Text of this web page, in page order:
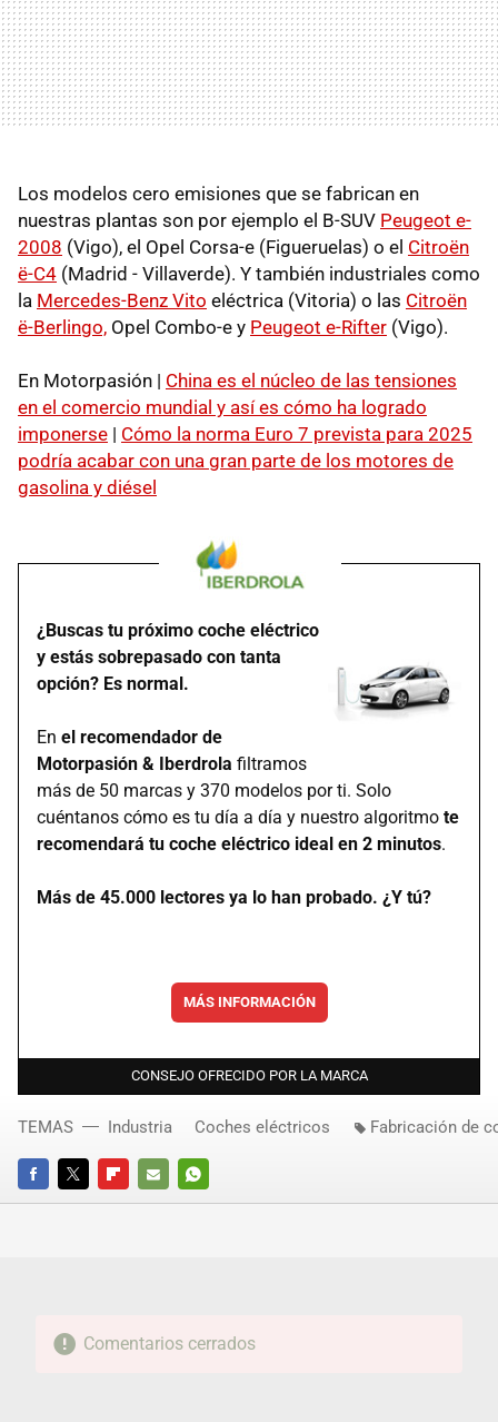
Los modelos cero emisiones que se fabrican en
nuestras plantas son por ejemplo el B-SUV Peugeot e-
2008 (Vigo), el Opel Corsa-e (Figueruelas) o el Citroën
ë-C4 (Madrid - Villaverde). Y también industriales como
la Mercedes-Benz Vito eléctrica (Vitoria) o las Citroën
ë-Berlingo, Opel Combo-e y Peugeot e-Rifter (Vigo).
En Motorpasión | China es el núcleo de las tensiones
en el comercio mundial y así es cómo ha logrado
imponerse | Cómo la norma Euro 7 prevista para 2025
podría acabar con una gran parte de los motores de
gasolina y diésel
¿Buscas tu próximo coche eléctrico
y estás sobrepasado con tanta
opción? Es normal.
En el recomendador de
Motorpasión & Iberdrola filtramos
más de 50 marcas y 370 modelos por ti. Solo
cuéntanos cómo es tu día a día y nuestro algoritmo te
recomendará tu coche eléctrico ideal en 2 minutos.
Más de 45.000 lectores ya lo han probado. ¿Y tú?
MÁS INFORMACIÓN
CONSEJO OFRECIDO POR LA MARCA
FACEBOOKTWITTERFLIPBOARD
E-
WHATSAPP
TEMAS Industria Coches eléctricos Fabricación de
Comentarios cerrados